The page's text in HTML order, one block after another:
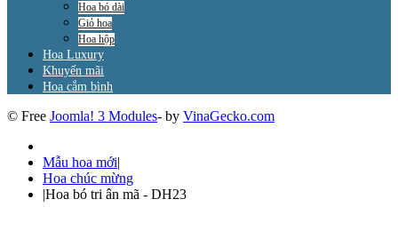
Hoa bó dài
Giỏ hoa
Hoa hộp
Hoa Luxury
Khuyến mãi
Hoa cắm bình
© Free Joomla! 3 Modules- by VinaGecko.com
Mẫu hoa mới|
Hoa chúc mừng
|Hoa bó tri ân mã - DH23